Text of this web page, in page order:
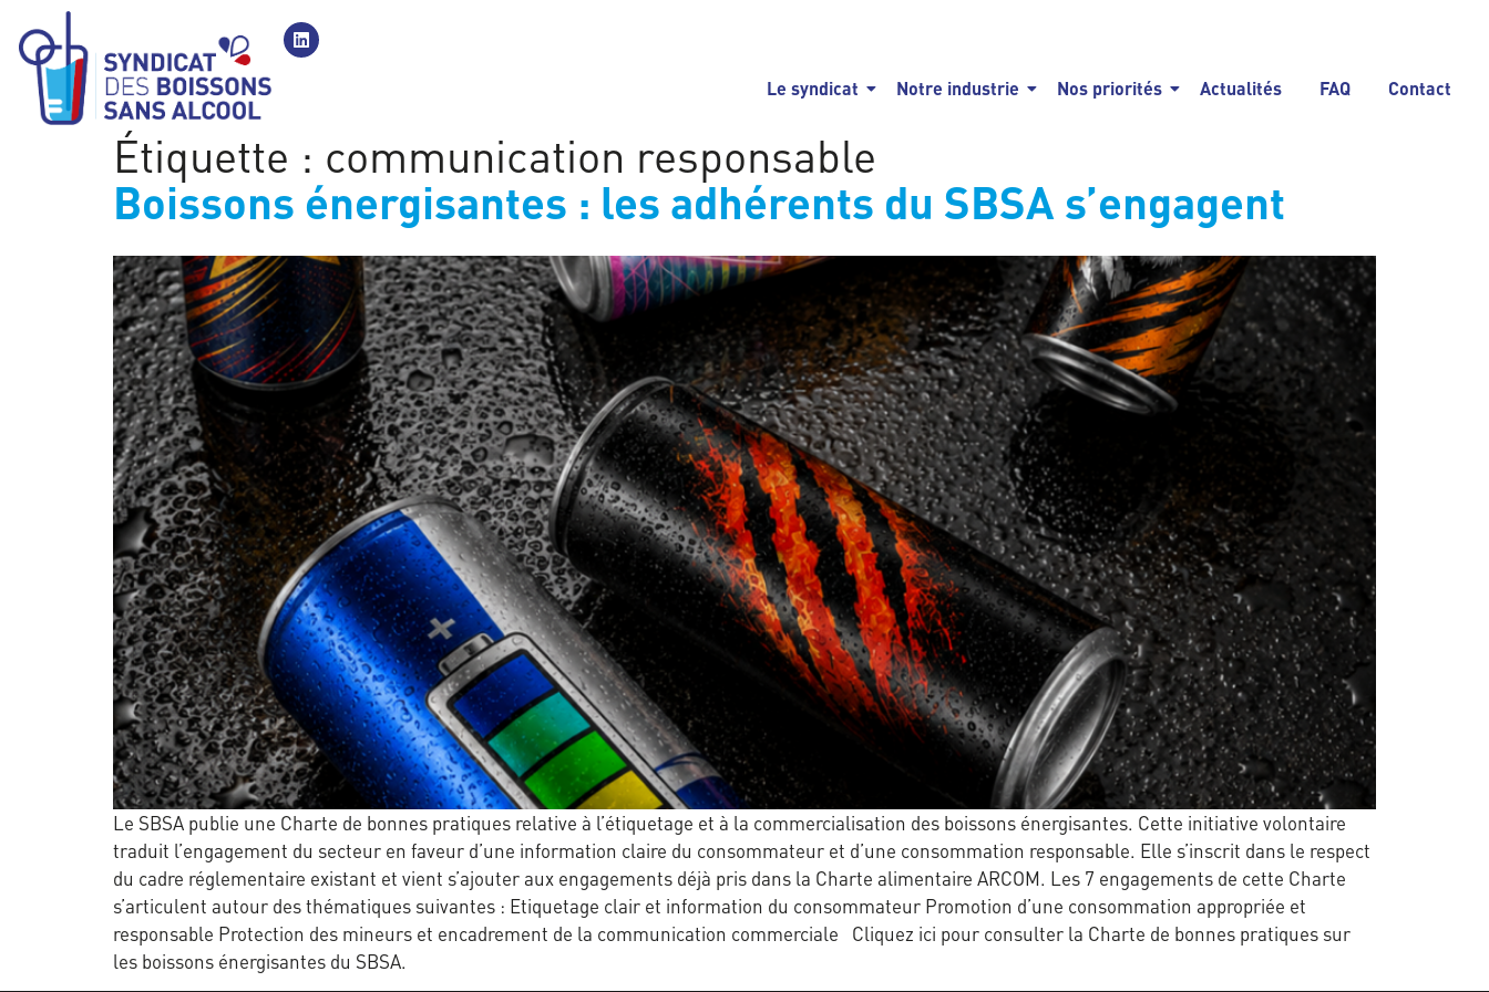
Le syndicat Notre industrie Nos priorités Actualités FAQ Contact
Étiquette : communication responsable
Boissons énergisantes : les adhérents du SBSA s’engagent
Le SBSA publie une Charte de bonnes pratiques relative à l’étiquetage et à la commercialisation des boissons énergisantes. Cette initiative volontaire
traduit l’engagement du secteur en faveur d’une information claire du consommateur et d’une consommation responsable. Elle s’inscrit dans le respect
du cadre réglementaire existant et vient s’ajouter aux engagements déjà pris dans la Charte alimentaire ARCOM. Les 7 engagements de cette Charte
s’articulent autour des thématiques suivantes : Etiquetage clair et information du consommateur Promotion d’une consommation appropriée et
responsable Protection des mineurs et encadrement de la communication commerciale Cliquez ici pour consulter la Charte de bonnes pratiques sur
les boissons énergisantes du SBSA.